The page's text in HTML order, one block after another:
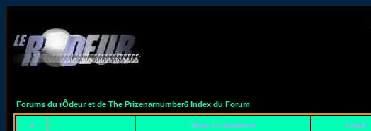
Forums du rÔdeur et de The Prizenarnumber6 Index du Forum
# Nom d'utilisateur Email